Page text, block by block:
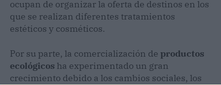
ocupan de organizar la oferta de destinos en los
que se realizan diferentes tratamientos
estéticos y cosméticos.
Por su parte, la comercialización de productos
ecológicos ha experimentado un gran
crecimiento debido a los cambios sociales, los